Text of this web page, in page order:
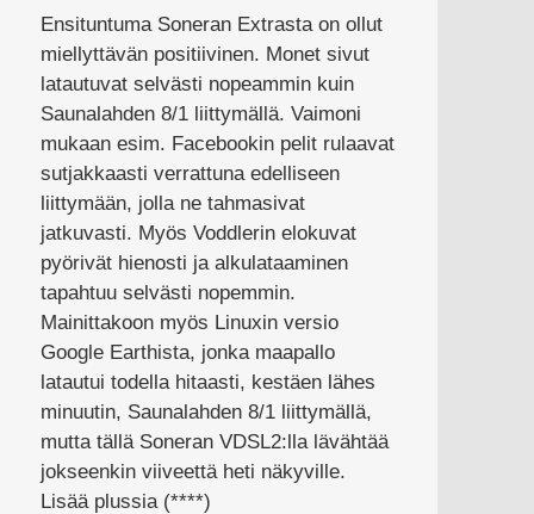
Ensituntuma Soneran Extrasta on ollut
miellyttävän positiivinen. Monet sivut
latautuvat selvästi nopeammin kuin
Saunalahden 8/1 liittymällä. Vaimoni
mukaan esim. Facebookin pelit rulaavat
sutjakkaasti verrattuna edelliseen
liittymään, jolla ne tahmasivat
jatkuvasti. Myös Voddlerin elokuvat
pyörivät hienosti ja alkulataaminen
tapahtuu selvästi nopemmin.
Mainittakoon myös Linuxin versio
Google Earthista, jonka maapallo
latautui todella hitaasti, kestäen lähes
minuutin, Saunalahden 8/1 liittymällä,
mutta tällä Soneran VDSL2:lla lävähtää
jokseenkin viiveettä heti näkyville.
Lisää plussia (****)